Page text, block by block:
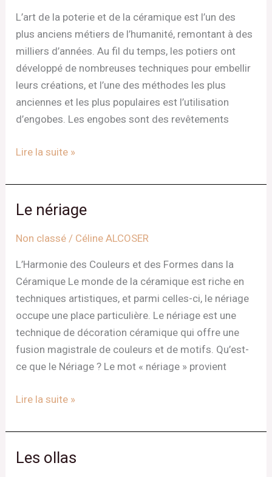
L’art de la poterie et de la céramique est l’un des
plus anciens métiers de l’humanité, remontant à des
milliers d’années. Au fil du temps, les potiers ont
développé de nombreuses techniques pour embellir
leurs créations, et l’une des méthodes les plus
anciennes et les plus populaires est l’utilisation
d’engobes. Les engobes sont des revêtements
Lire la suite »
Le nériage
Non classé / Céline ALCOSER
L’Harmonie des Couleurs et des Formes dans la
Céramique Le monde de la céramique est riche en
techniques artistiques, et parmi celles-ci, le nériage
occupe une place particulière. Le nériage est une
technique de décoration céramique qui offre une
fusion magistrale de couleurs et de motifs. Qu’est-
ce que le Nériage ? Le mot « nériage » provient
Le
Lire la suite »
Les ollas
Les